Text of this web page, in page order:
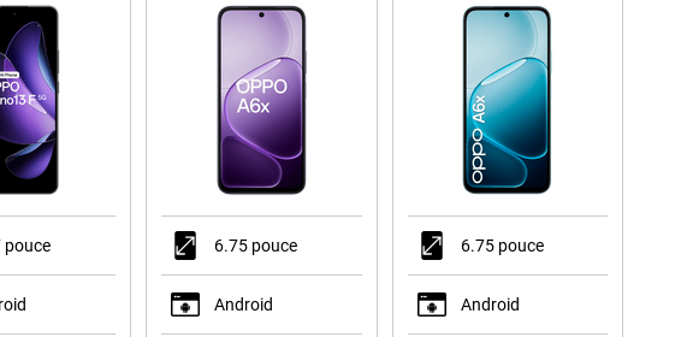
pouce 6.75 pouce
Android
6.75 pouce
Android